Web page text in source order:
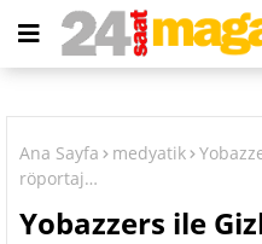
Ana Sayfa medyatik
röportaj…
Yobazzers ile